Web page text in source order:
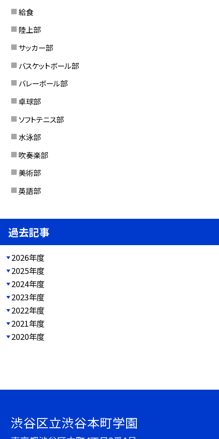
給食
陸上部
サッカー部
バスケットボール部
バレーボール部
卓球部
ソフトテニス部
水泳部
吹奏楽部
美術部
英語部
過去記事
2026年度
2025年度
2024年度
2023年度
2022年度
2021年度
2020年度
渋谷区立渋谷本町学園